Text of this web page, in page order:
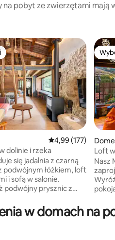
na pobyt ze zwierzętami
recenzji: 262
z kategorii Wybór gości
Średnia ocena: 4,99
4,99 (177)
dolinie i rzeka
się jadalnia z czarną
podwójnym łóżkiem, loft
i sofą w salonie.
podwójny prysznic z
i
z monumentalnym
Loft
Nasz
i
w domach na